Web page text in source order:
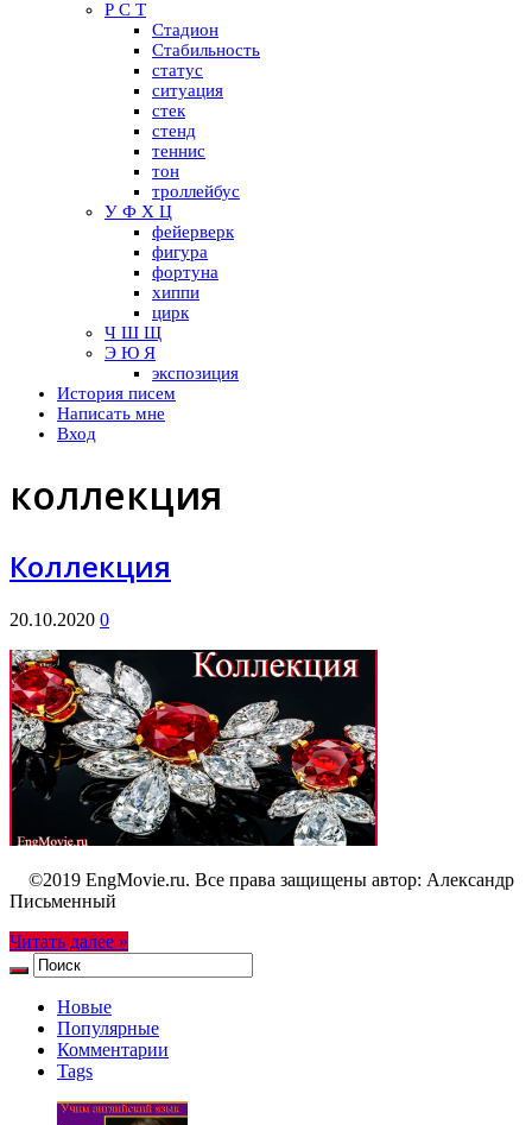
Р С Т
Стадион
Стабильность
статус
ситуация
стек
стенд
теннис
тон
троллейбус
У Ф Х Ц
фейерверк
фигура
фортуна
хиппи
цирк
Ч Ш Щ
Э Ю Я
экспозиция
История писем
Написать мне
Вход
коллекция
Коллекция
20.10.2020 0
©2019 EngMovie.ru. Все права защищены автор: Александр
Письменный
Читать далее »
Новые
Популярные
Комментарии
Tags